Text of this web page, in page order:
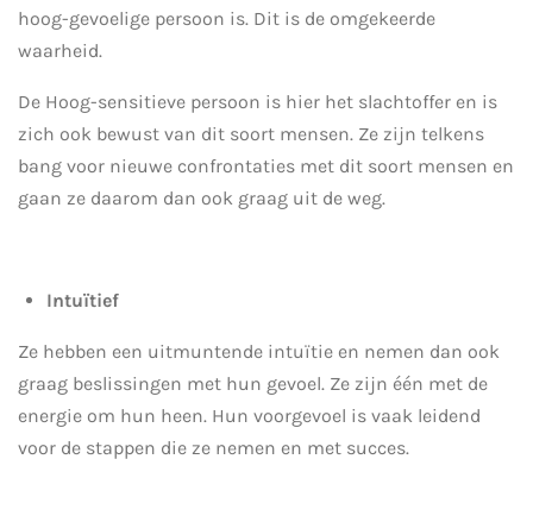
hoog-gevoelige persoon is. Dit is de omgekeerde
waarheid.
De Hoog-sensitieve persoon is hier het slachtoffer en is
zich ook bewust van dit soort mensen. Ze zijn telkens
bang voor nieuwe confrontaties met dit soort mensen en
gaan ze daarom dan ook graag uit de weg.
Intuïtief
Ze hebben een uitmuntende intuïtie en nemen dan ook
graag beslissingen met hun gevoel. Ze zijn één met de
energie om hun heen. Hun voorgevoel is vaak leidend
voor de stappen die ze nemen en met succes.